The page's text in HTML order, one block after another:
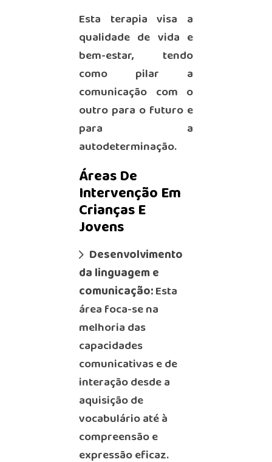
Esta terapia visa a
qualidade de vida e
bem-estar, tendo
como pilar a
comunicação com o
outro para o futuro e
para a
autodeterminação.
Áreas De
Intervenção Em
Crianças E
Jovens
Desenvolvimento
da linguagem e
comunicação:Esta
área foca-se na
melhoria das
capacidades
comunicativas e de
interação desde a
aquisição de
vocabulário até à
compreensão e
expressão eficaz.